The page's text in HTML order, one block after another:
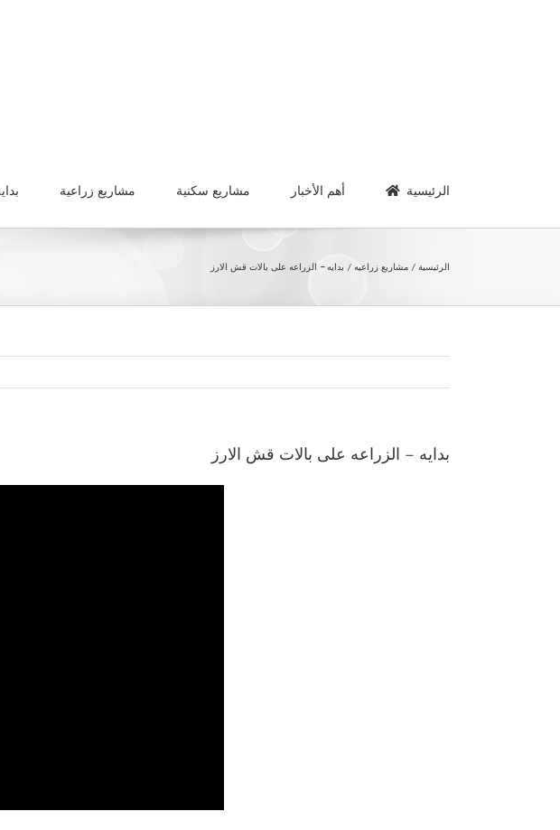
الرئيسية أهم الأخبار مشاريع سكنية مشاريع زراعية
الرئيسية مشاريع زراعيه بدايه – الزراعه على بالات قش الارز
بدايه – الزراعه على بالات قش الارز